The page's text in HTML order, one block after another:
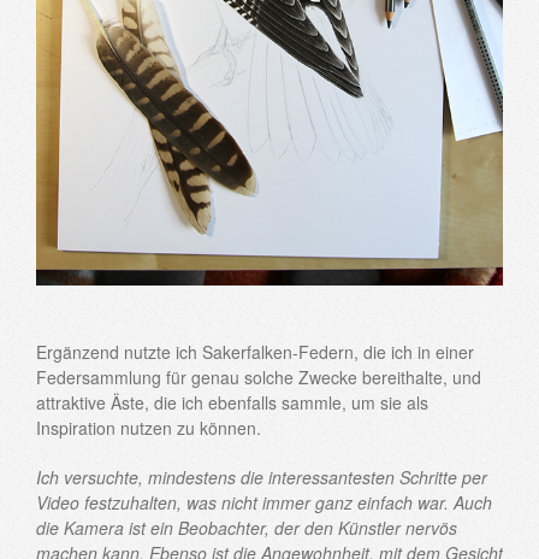
Ergänzend nutzte ich Sakerfalken-Federn, die ich in einer
Federsammlung für genau solche Zwecke bereithalte, und
attraktive Äste, die ich ebenfalls sammle, um sie als
Inspiration nutzen zu können.
Ich versuchte, mindestens die interessantesten Schritte per
Video festzuhalten, was nicht immer ganz einfach war. Auch
die Kamera ist ein Beobachter, der den Künstler nervös
machen kann. Ebenso ist die Angewohnheit, mit dem Gesicht